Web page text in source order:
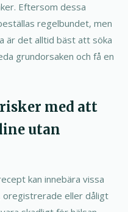
Eftersom dessa
regelbundet, men
är det alltid bäst att söka
grundorsaken och få en
med att
utan
kan innebära vissa
oregistrerade eller dåligt